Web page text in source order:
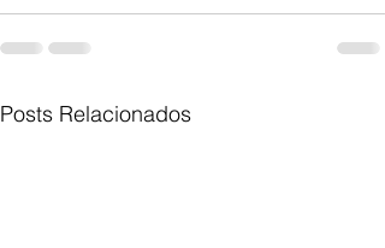
Posts Relacionados